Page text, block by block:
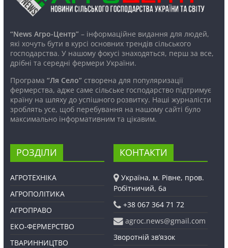
“News Агро-Центр”– інформаційне видання для людей,
які хочуть бути в курсі основних трендів сільського
господарства. У нашому фокусі знаходяться, перш за все,
дрібні та середні фермери України.
Програма “Ля Село”створена для популяризації
фермерства, адже саме сільське господарство підтримує
країну на шляху до успішного розвитку. Наші журналісти
зроблять усе, щоб перебування на нашому сайті було
максимально інформативним та цікавим.
РОЗДІЛИ
АГРОТЕХНІКА
АГРОПОЛІТИКА
АГРОПРАВО
ЕКО-ФЕРМЕРСТВО
ТВАРИННИЦТВО
КОНТАКТИ
Україна, м. Рівне, пров.
Робітничий, 6а
+38 067 364 71 72
agroc.news@gmail.com
Зворотній зв’язок